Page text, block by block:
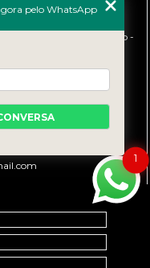
G3 - Canindé São Paulo -
às 18:00h
1
pelo WhatsApp